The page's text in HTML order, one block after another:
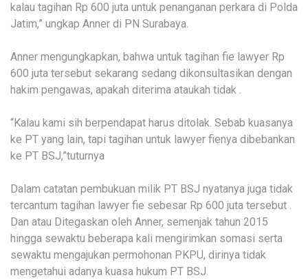
kalau tagihan Rp 600 juta untuk penanganan perkara di Polda
Jatim,” ungkap Anner di PN Surabaya.
Anner mengungkapkan, bahwa untuk tagihan fie lawyer Rp
600 juta tersebut sekarang sedang dikonsultasikan dengan
hakim pengawas, apakah diterima ataukah tidak .
“Kalau kami sih berpendapat harus ditolak. Sebab kuasanya
ke PT yang lain, tapi tagihan untuk lawyer fienya dibebankan
ke PT BSJ,”tuturnya
Dalam catatan pembukuan milik PT BSJ nyatanya juga tidak
tercantum tagihan lawyer fie sebesar Rp 600 juta tersebut .
Dan atau Ditegaskan oleh Anner, semenjak tahun 2015
hingga sewaktu beberapa kali mengirimkan somasi serta
sewaktu mengajukan permohonan PKPU, dirinya tidak
mengetahui adanya kuasa hukum PT BSJ.